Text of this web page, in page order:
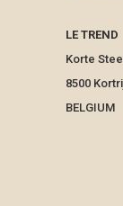
LE TREND
Korte
8500
BELGIUM